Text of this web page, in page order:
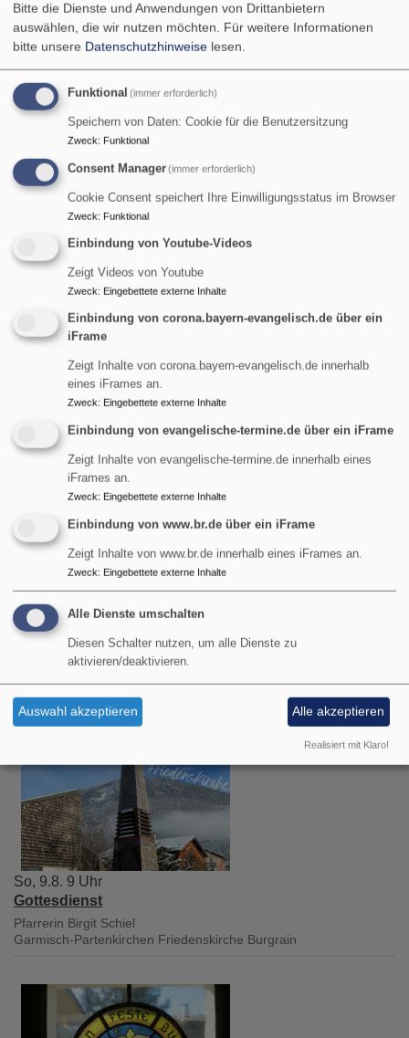
Bildrechte KI/rjt
Terminvorschau:
Sa, 8.8. 12 Uhr
Bergandacht auf dem Wankgipfel
Pfarrerin Heike-Andrea Brunner-Wild
Garmisch-Partenkirchen Hauptgipfelkreuz auf dem Wank
So, 9.8. 9 Uhr
Gottesdienst
Pfarrerin Birgit Schiel
Garmisch-Partenkirchen Friedenskirche Burgrain
Bitte die Dienste und Anwendungen von Drittanbietern
auswählen, die wir nutzen möchten. Für weitere Informationen
bitte unsere Datenschutzhinweise lesen.
Funktional (immer erforderlich)
Speichern von Daten: Cookie für die Benutzersitzung
Zweck: Funktional
Consent Manager(immer erforderlich)
Cookie Consent speichert Ihre Einwilligungsstatus im Browser
Zweck: Funktional
Einbindung von Youtube-Videos
Zeigt Videos von Youtube
Zweck: Eingebettete externe Inhalte
Einbindung von corona.bayern-evangelisch.de über ein
iFrame
Zeigt Inhalte von corona.bayern-evangelisch.de innerhalb
eines iFrames an.
Zweck: Eingebettete externe Inhalte
Einbindung von evangelische-termine.de über ein iFrame
Zeigt Inhalte von evangelische-termine.de innerhalb eines
iFrames an.
Zweck: Eingebettete externe Inhalte
Einbindung von www.br.de über ein iFrame
Zeigt Inhalte von www.br.de innerhalb eines iFrames an.
Zweck: Eingebettete externe Inhalte
Alle Dienste umschalten
Diesen Schalter nutzen, um alle Dienste zu
aktivieren/deaktivieren.
Auswahl akzeptieren Alle akzeptieren
Realisiert mit Klaro!